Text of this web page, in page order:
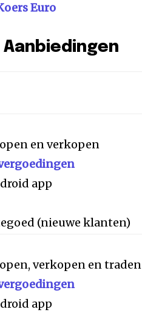
Euro
en verkopen
app
(nieuwe klanten)
verkopen en traden
app